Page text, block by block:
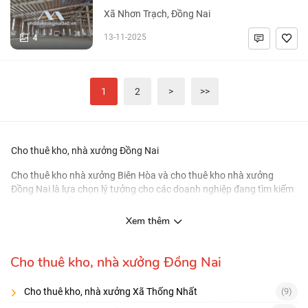
4
Xã Nhơn Trạch, Đồng Nai
13-11-2025
1 2 > >>
Cho thuê kho, nhà xưởng Đồng Nai
Cho thuê kho nhà xưởng Biên Hòa và cho thuê kho nhà xưởng
Đồng Nai là lựa chọn lý tưởng cho các doanh nghiệp đang tìm kiếm
khu vực này được biết đến với vị trí địa lý thuận lợi và hệ thống hạ
Tại các khu công nghiệp và khu chế xuất ở Đồng Nai và Biên Hòa,
xưởng với các mức diện tích và giá cả đa dạng, cùng với nhiều tiện
Xem thêm
Cho thuê kho, nhà xưởng Đồng Nai
Cho thuê kho, nhà xưởng Xã Thống Nhất (9)